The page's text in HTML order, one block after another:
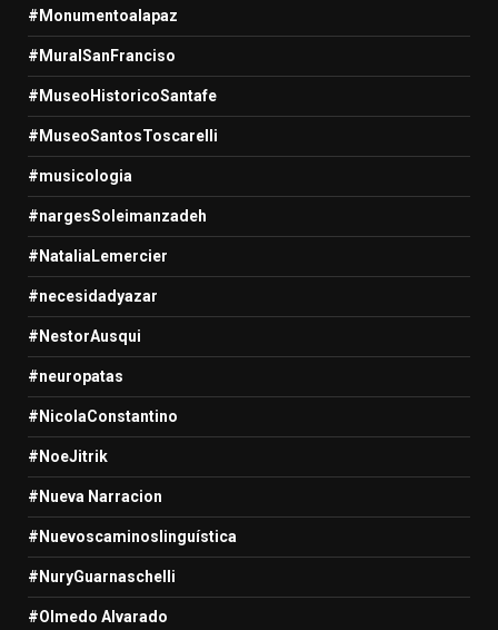
#Monumentoalapaz
#MuralSanFranciso
#MuseoHistoricoSantafe
#MuseoSantosToscarelli
#musicologia
#nargesSoleimanzadeh
#NataliaLemercier
#necesidadyazar
#NestorAusqui
#neuropatas
#NicolaConstantino
#NoeJitrik
#Nueva Narracion
#Nuevoscaminoslinguística
#NuryGuarnaschelli
#Olmedo Alvarado